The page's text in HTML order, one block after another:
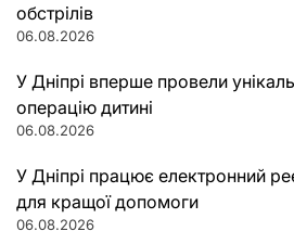
обстрілів
06.08.2026
У Дніпрі вперше провели
операцію дитині
06.08.2026
У Дніпрі працює електронний
для кращої допомоги
06.08.2026